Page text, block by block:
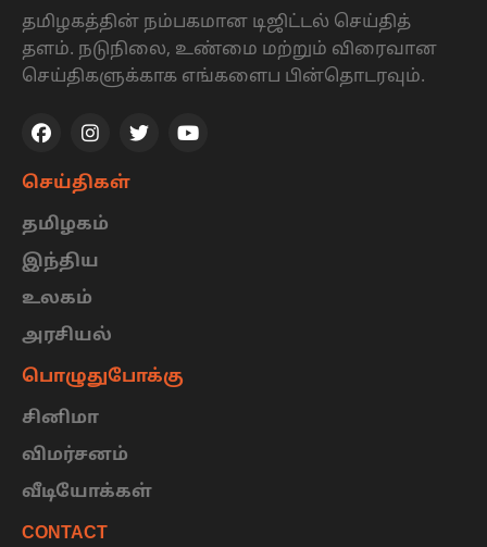
தமிழகத்தின் நம்பகமான டிஜிட்டல் செய்தித்
தளம். நடுநிலை, உண்மை மற்றும் விரைவான
செய்திகளுக்காக எங்களைப பின்தொடரவும்.
செய்திகள்
தமிழகம்
இந்திய
உலகம்
அரசியல்
பொழுதுபோக்கு
சினிமா
விமர்சனம்
வீடியோக்கள்
CONTACT